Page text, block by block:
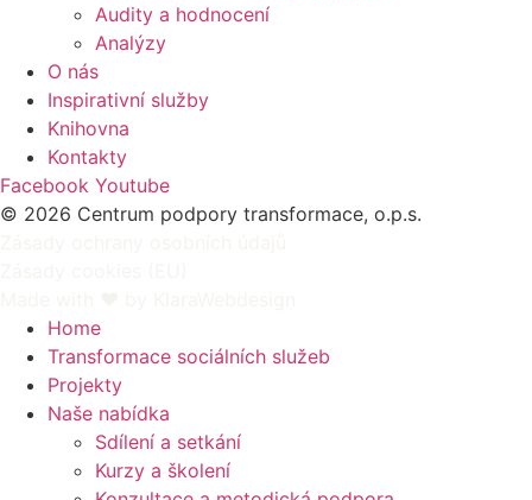
Audity a hodnocení
Analýzy
O nás
Inspirativní služby
Knihovna
Kontakty
Facebook Youtube
© 2026 Centrum podpory transformace, o.p.s.
Home
Transformace sociálních služeb
Projekty
Naše nabídka
Sdílení a setkání
Kurzy a školení